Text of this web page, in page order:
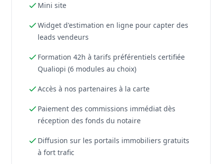
Mini site
Widget d'estimation en ligne pour capter des
leads vendeurs
Formation 42h à tarifs préférentiels certifiée
Qualiopi (6 modules au choix)
Accès à nos partenaires à la carte
Paiement des commissions immédiat dès
réception des fonds du notaire
Diffusion sur les portails immobiliers gratuits
à fort trafic